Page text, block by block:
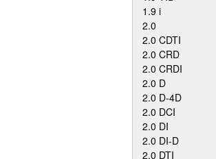
1.9 i
2.0
2.0 CDTI
2.0 CRD
2.0 CRDI
2.0 D
2.0 D-4D
2.0 DCI
2.0 DI
2.0 DI-D
2.0 DTI